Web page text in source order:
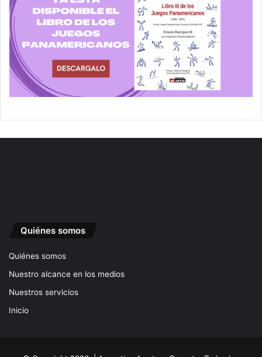
Quiénes somos
Quiénes somos
Nuestro alcance en los medios
Nuestros servicios
Inicio